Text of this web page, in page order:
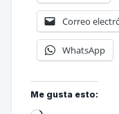
Correo
WhatsApp
Me gusta esto: